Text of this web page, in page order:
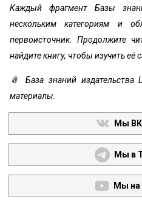
Каждый фрагмент Базы
нескольким категориям и
первоисточник. Продолжите
найдите книгу, чтобы изучить её
📎 База знаний издательства
материалы.
Мы
Мы в
Мы на